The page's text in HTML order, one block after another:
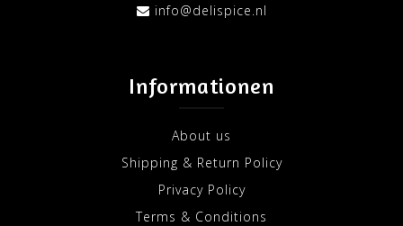
info@delispice.nl
Informationen
About us
Shipping & Return Policy
Privacy Policy
Terms & Conditions